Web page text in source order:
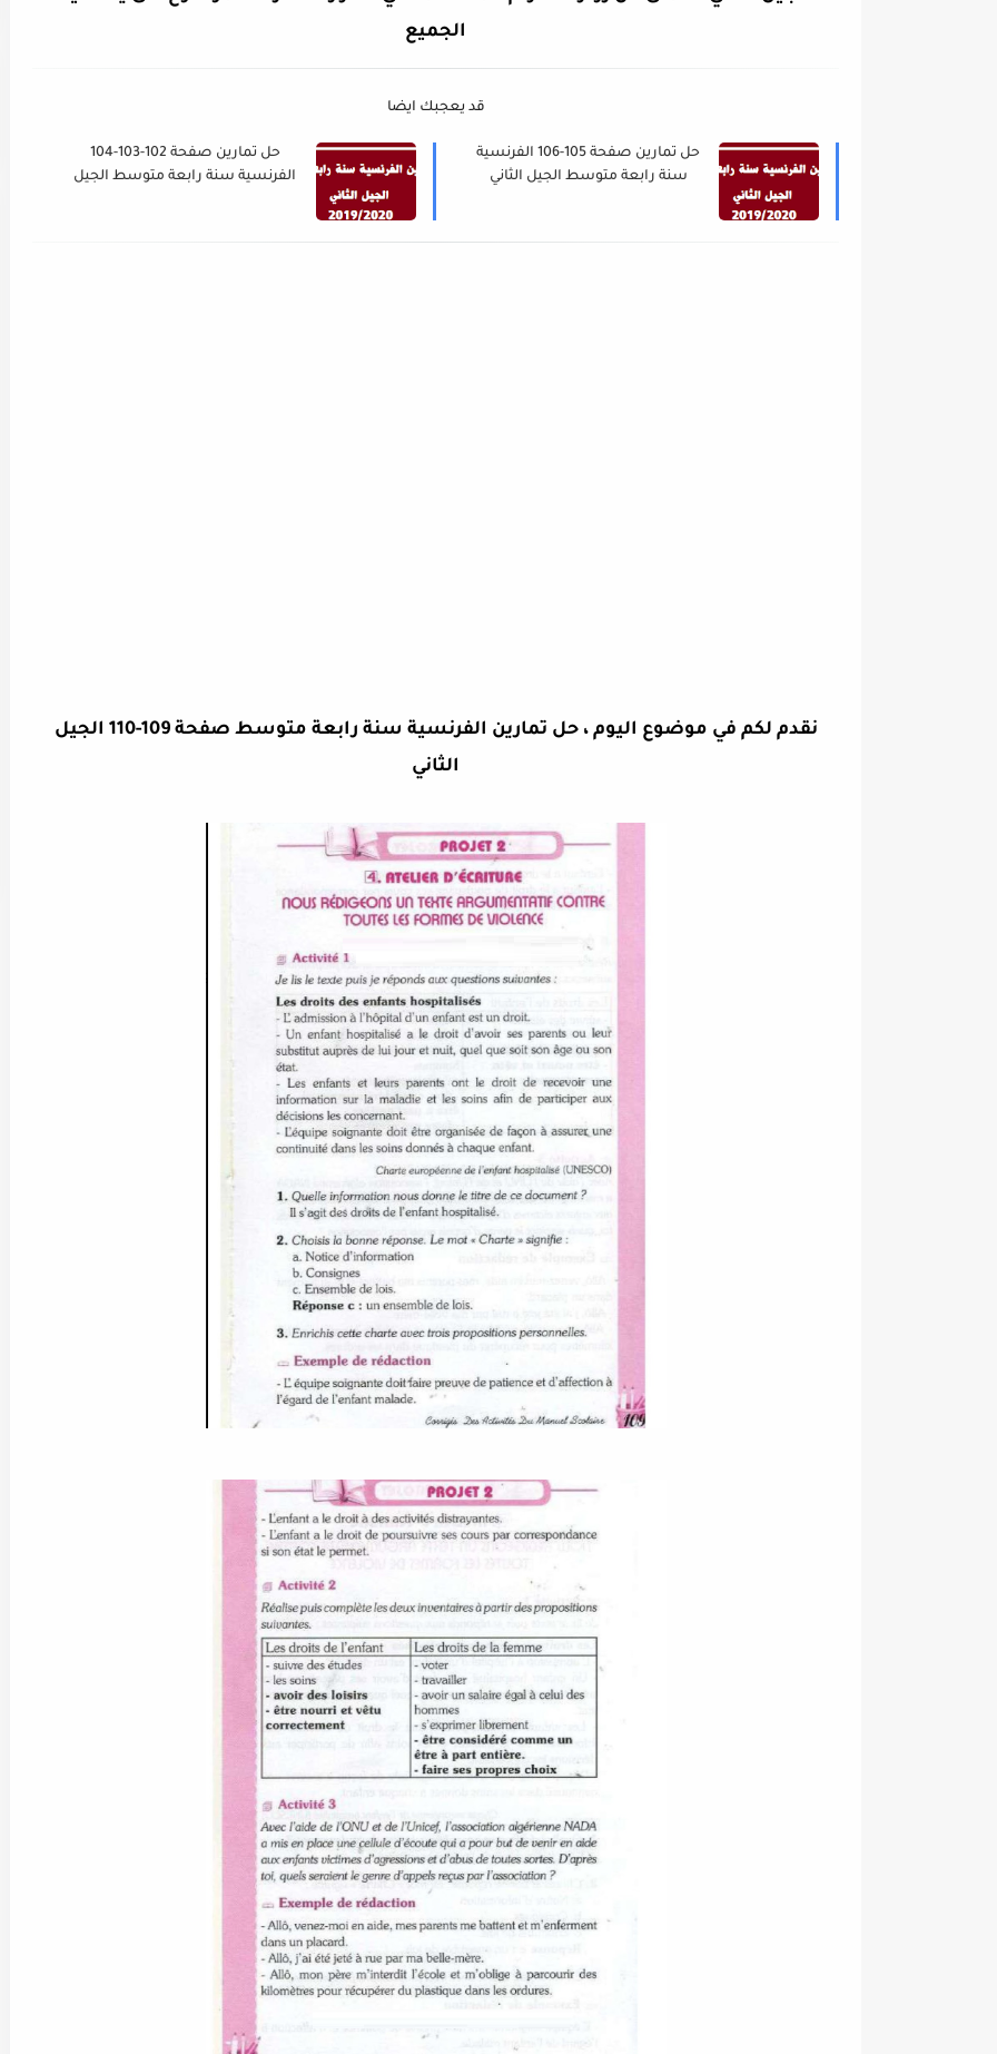
الجميع
قد يعجبك ايضا
حل تمارين صفحة 105-106 الفرنسية
سنة رابعة متوسط الجيل الثاني
حل تمارين صفحة 102-103-104
الفرنسية سنة رابعة متوسط الجيل
نقدم لكم في موضوع اليوم ،
حل تمارين الفرنسية سنة رابعة متوسط صفحة 109-110 الجيل
الثاني